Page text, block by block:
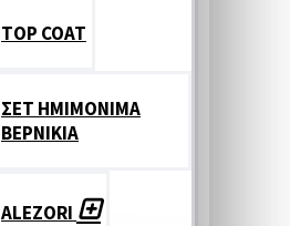
TOP COAT
ΣΕΤ ΗΜΙΜΟΝΙΜΑ
ΒΕΡΝΙΚΙΑ
ALEZORI